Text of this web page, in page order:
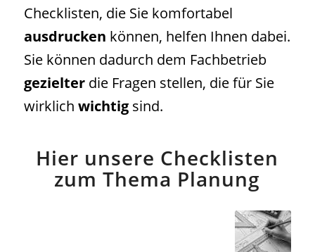
Checklisten, die Sie komfortabel
ausdrucken können, helfen Ihnen dabei.
Sie können dadurch dem Fachbetrieb
gezielterdie Fragen stellen, die für Sie
wirklich wichtigsind.
Hier unsere Checklisten
zum Thema Planung